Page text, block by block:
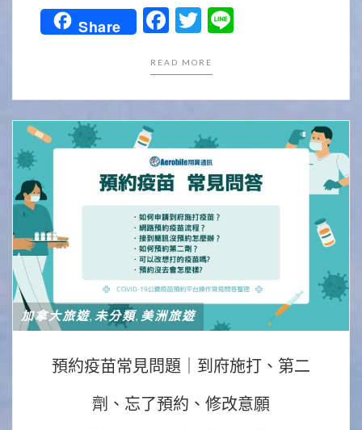
Share Facebook
Twitter
Line
READ MORE
加拿大旅遊, 未分類, 美洲旅遊
預約疫苗常見問題｜到府施打、第二
劑、忘了預約、修改意願